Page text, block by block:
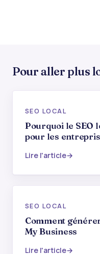
Pour aller plus
SEO LOCAL
Pourquoi le SEO
pour les
Lire l'article
SEO LOCAL
Comment
My Business
Lire l'article